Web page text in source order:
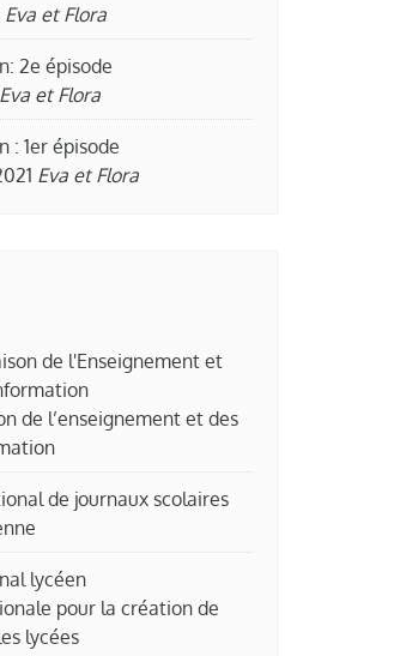
Eva et Flora
2e épisode
Eva et Flora
: 1er épisode
Eva et Flora
de l'Enseignement et
de l’enseignement et des
de journaux scolaires
lycéen
pour la création de
lycées